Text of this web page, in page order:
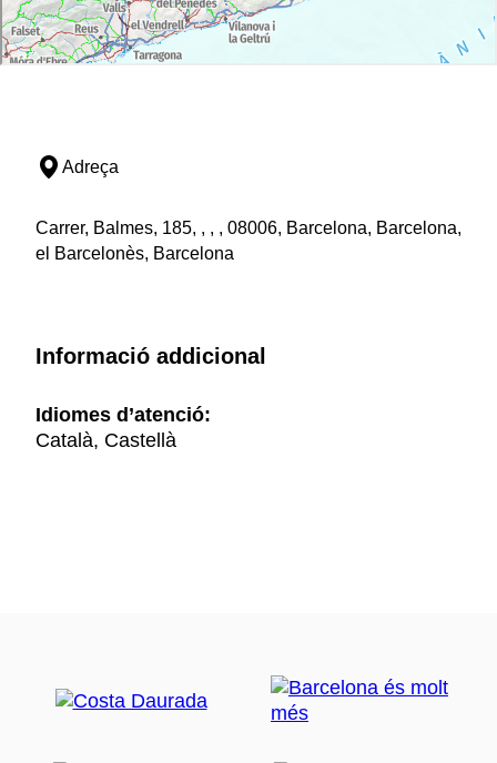
Adreça
Carrer, Balmes, 185, , , , 08006, Barcelona, Barcelona,
el Barcelonès, Barcelona
Informació addicional
Idiomes d’atenció:
Català, Castellà